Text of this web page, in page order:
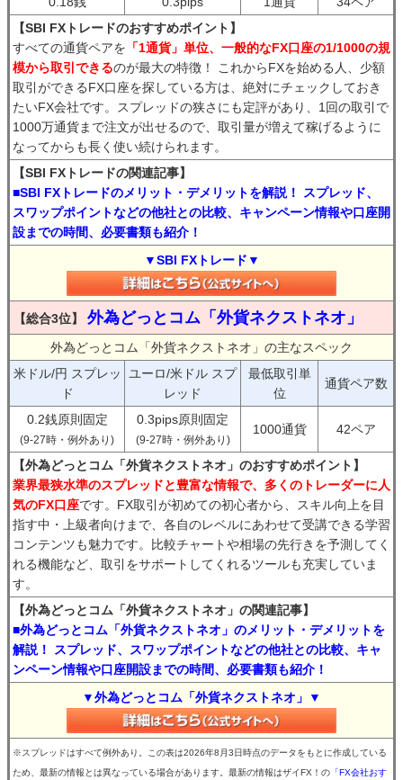
【SBI FXトレードのおすすめポイント】
すべての通貨ペアを 「1通貨」単位、一般的なFX口座の1/1000の規
模から取引できるのが最大の特徴！ これからFXを始める人、少額
取引ができるFX口座を探している方は、絶対にチェックしておき
たいFX会社です。スプレッドの狭さにも定評があり、1回の取引で
1000万通貨まで注文が出せるので、取引量が増えて稼げるように
なってからも長く使い続けられます。
【SBI FXトレードの関連記事】
■SBI FXトレードのメリット・デメリットを解説！ スプレッド、
スワップポイントなどの他社との比較、キャンペーン情報や口座開
設までの時間、必要書類も紹介！
▼SBI FXトレード▼
【総合3位】 外為どっとコム「外貨ネクストネオ」
外為どっとコム「外貨ネクストネオ」の主なスペック
米ドル/円 スプレッ
ド
ユーロ/米ドル スプ
レッド
最低取引単
位
通貨ペア数
0.2銭原則固定
(9-27時・例外あり)
0.3pips原則固定
(9-27時・例外あり)
1000通貨 42ペア
【外為どっとコム「外貨ネクストネオ」のおすすめポイント】
業界最狭水準のスプレッドと豊富な情報で、多くのトレーダーに人
気のFX口座です。FX取引が初めての初心者から、スキル向上を目
指す中・上級者向けまで、各自のレベルにあわせて受講できる学習
コンテンツも魅力です。比較チャートや相場の先行きを予測してく
れる機能など、取引をサポートしてくれるツールも充実していま
す。
【外為どっとコム「外貨ネクストネオ」の関連記事】
■外為どっとコム「外貨ネクストネオ」のメリット・デメリットを
解説！ スプレッド、スワップポイントなどの他社との比較、キャ
ンペーン情報や口座開設までの時間、必要書類も紹介！
▼外為どっとコム「外貨ネクストネオ」▼
※スプレッドはすべて例外あり。この表は2026年8月3日時点のデータをもとに作成している
ため、最新の情報とは異なっている場合があります。最新の情報はザイFX！の 「FX会社おす